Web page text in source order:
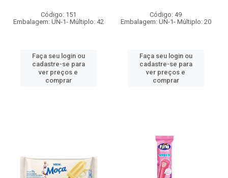
Código: 151
Embalagem: UN-1- Múltiplo: 42
Faça seu login ou
cadastre-se para
ver preços e
comprar
Código: 49
Embalagem: UN-1- Múltiplo: 20
Faça seu login ou
cadastre-se para
ver preços e
comprar